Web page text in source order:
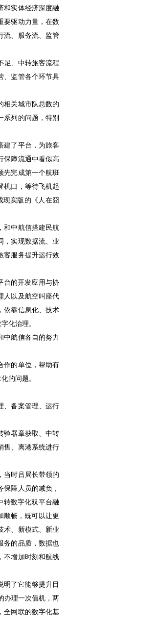
和实体经济深度融
要驱动力量，在数
流、服务流、监管
足、中转旅客流程
、监管各个环节具
相关城市队总数的
系列的问题，特别
建了平台，为旅客
保障流通中看似高
先完成第一个航班
机口，等待飞机起
现实版的《人在囧
和中航信搭建民航
，实现数据流、业
客服务提升运行效
台的开发应用与协
人以及航空叫座代
依靠信息化、技术
化治理。
中航信各自的努力
作的单位，帮助有
的问题。
、备案管理、运行
验器章获取、中转
售、离港系统进行
当时吕局长带领的
障人员的减负，
转数字化双平台融
顺畅，既可以让更
术、新模式、新业
务的品质，数据也
不增加时刻和航线
明了它能够提升目
办理一次值机，两
全网联的数字化基